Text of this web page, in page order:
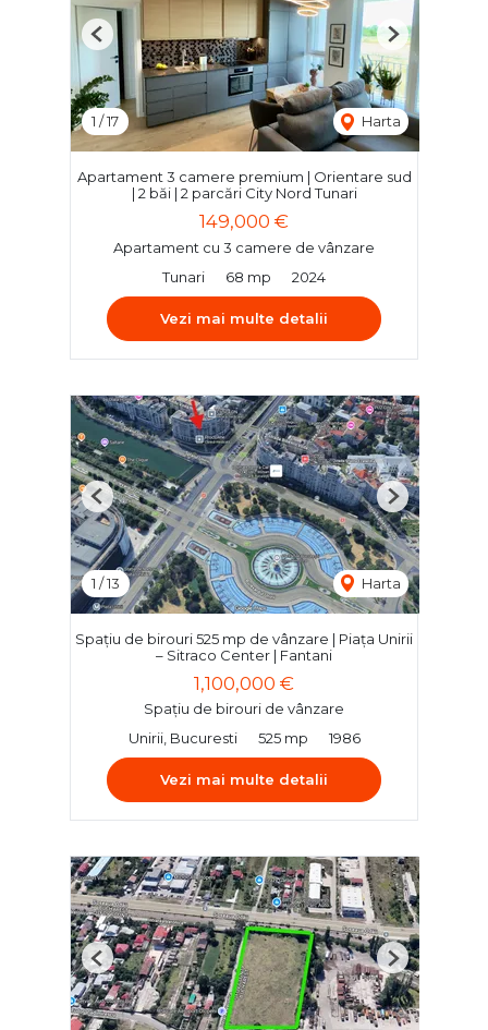
1 /17 Harta
Previous Next
Apartament 3 camere premium | Orientare sud
| 2 băi | 2 parcări City Nord Tunari
149,000 €
Apartament cu 3 camere de vânzare
Tunari
68 mp 2024
Vezi mai multe detalii
1 /13 Harta
Previous Next
Spațiu de birouri 525 mp de vânzare | Piața Unirii
– Sitraco Center | Fantani
1,100,000 €
Spațiu de birouri de vânzare
Unirii, Bucuresti
525 mp 1986
Vezi mai multe detalii
Previous Next